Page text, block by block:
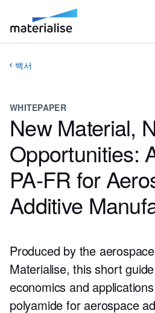
백서
WHITEPAPER
New Material,
Opportunities:
PA-FR for
Additive
Produced by the
Materialise, this short
economics and
polyamide for aerospace